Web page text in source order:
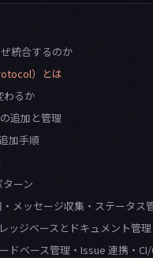
統合するのか
）とは
わるか
追加と管理
加手順
ーン
メッセージ収集・ステータス
ッジベースとドキュメント管理
ドベース管理・Issue 連携・CI/